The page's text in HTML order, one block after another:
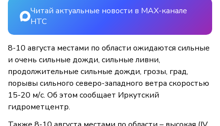
Читай актуальные новости в MAX-канале
НТС
8-10 августа местами по области ожидаются сильные
и очень сильные дожди, сильные ливни,
продолжительные сильные дожди, грозы, град,
порывы сильного северо-западного ветра скоростью
15-20 м/с. Об этом сообщает Иркутский
гидрометцентр.